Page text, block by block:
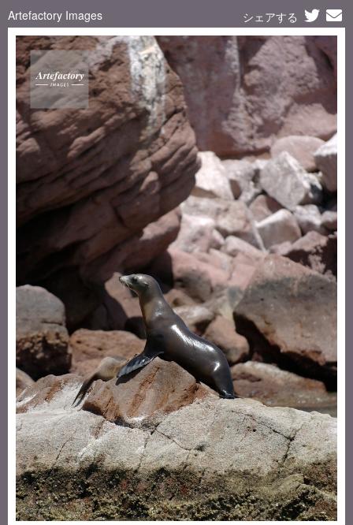
Artefactory Images シェアする